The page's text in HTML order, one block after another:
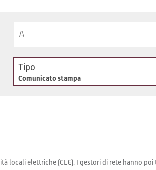
Tipo
Comunicato stampa
locali elettriche (CLE). I gestori di rete hanno